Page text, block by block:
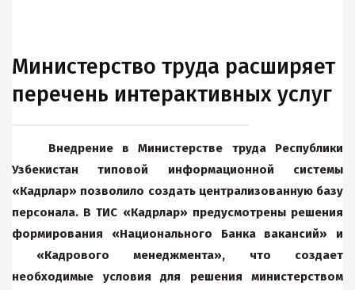
Министерство труда расширяет
перечень интерактивных услуг
Внедрение в Министерстве труда Республики
Узбекистан типовой информационной системы
«Кадрлар» позволило создать централизованную базу
персонала. В ТИС «Кадрлар» предусмотрены решения
формирования «Национального Банка вакансий» и
«Кадрового менеджмента», что создает
необходимые условия для решения министерством